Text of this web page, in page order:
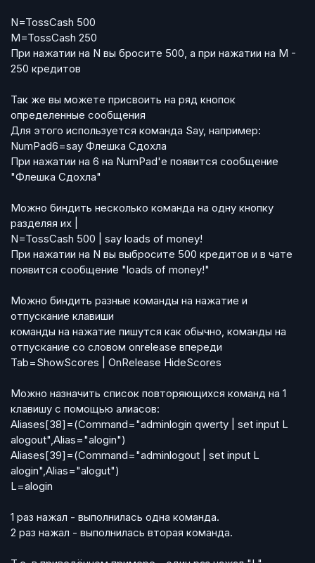
N=TossCash 500
M=TossCash 250
При нажатии на N вы бросите 500, а при нажатии на M -
250 кредитов
Так же вы можете присвоить на ряд кнопок
определенные сообщения
Для этого используется команда Say, например:
NumPad6=say Флешка Сдохла
При нажатии на 6 на NumPad'e появится сообщение
"Флешка Сдохла"
Можно биндить несколько команда на одну кнопку
разделяя их |
N=TossCash 500 | say loads of money!
При нажатии на N вы выбросите 500 кредитов и в чате
появится сообщение "loads of money!"
Можно биндить разные команды на нажатие и
отпускание клавиши
команды на нажатие пишутся как обычно, команды на
отпускание со словом onrelease впереди
Tab=ShowScores | OnRelease HideScores
Можно назначить список повторяющихся команд на 1
клавишу с помощью алиасов:
Aliases[38]=(Command="adminlogin qwerty | set input L
alogout",Alias="alogin")
Aliases[39]=(Command="adminlogout | set input L
alogin",Alias="alogut")
L=alogin
1 раз нажал - выполнилась одна команда.
2 раз нажал - выполнилась вторая команда.